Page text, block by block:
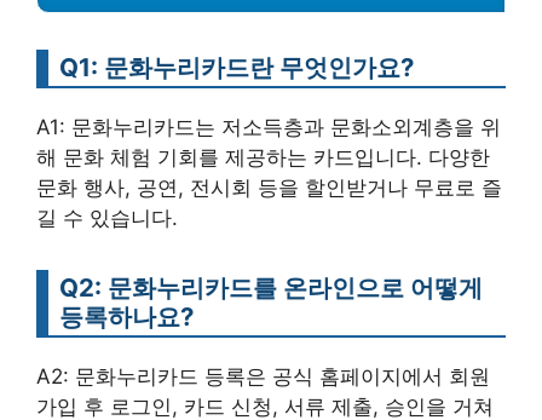
Q1: 문화누리카드란 무엇인가요?
A1: 문화누리카드는 저소득층과 문화소외계층을 위
해 문화 체험 기회를 제공하는 카드입니다. 다양한
문화 행사, 공연, 전시회 등을 할인받거나 무료로 즐
길 수 있습니다.
Q2: 문화누리카드를 온라인으로 어떻게
등록하나요?
A2: 문화누리카드 등록은 공식 홈페이지에서 회원
가입 후 로그인, 카드 신청, 서류 제출, 승인을 거쳐